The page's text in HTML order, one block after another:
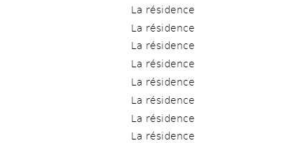
La résidence
La résidence
La résidence
La résidence
La résidence
La résidence
La résidence
La résidence